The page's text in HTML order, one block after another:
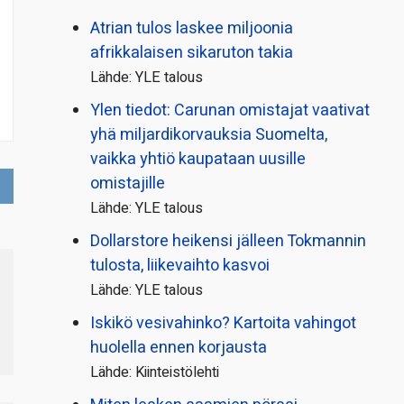
Atrian tulos laskee miljoonia
afrikkalaisen sikaruton takia
Lähde: YLE talous
Ylen tiedot: Carunan omistajat vaativat
yhä miljardi­korvauksia Suomelta,
vaikka yhtiö kaupataan uusille
omistajille
Lähde: YLE talous
Dollarstore heikensi jälleen Tokmannin
tulosta, liikevaihto kasvoi
Lähde: YLE talous
Iskikö vesivahinko? Kartoita vahingot
huolella ennen korjausta
Lähde: Kiinteistölehti